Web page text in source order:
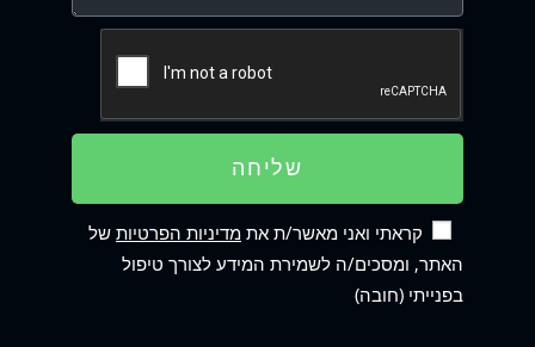
שליחה
קראתי ואני מאשר/ת את מדיניות הפרטיות של
האתר, ומסכים/ה לשמירת המידע לצורך טיפול
בפנייתי (חובה)